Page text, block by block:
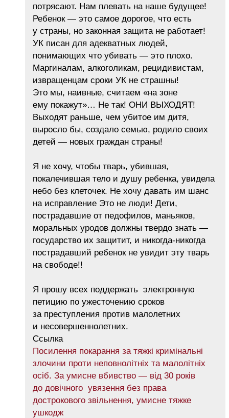
потрясают. Нам плевать на наше будущее!
Ребенок — это самое дорогое, что есть
у страны, но законная защита не работает!
УК писан для адекватных людей,
понимающих что убивать — это плохо.
Маргиналам, алкоголикам, рецидивистам,
извращенцам сроки УК не страшны!
Это мы, наивные, считаем «на зоне
ему покажут»… Не так! ОНИ ВЫХОДЯТ!
Выходят раньше, чем убитое им дитя,
выросло бы, создало семью, родило своих
детей — новых граждан страны!
Я не хочу, чтобы тварь, убившая,
покалечившая тело и душу ребенка, увидела
небо без клеточек. Не хочу давать им шанс
на исправление Это не люди! Дети,
пострадавшие от педофилов, маньяков,
моральных уродов должны твердо знать —
государство их защитит, и никогда-никогда
пострадавший ребенок не увидит эту тварь
на свободе!!
Я прошу всех поддержать электронную
петицию по ужесточению сроков
за преступления против малолетних
и несовершеннолетних.
Ссылка
Посилення покарання за тяжкі кримінальні
злочини проти неповнолітніх та малолітніх
осіб. За умисне вбивство — від 30 років
до довічного увязення без права
дострокового звільнення, умисне тяжке
ушкодж